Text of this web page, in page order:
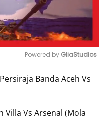
Mute
Powered by GliaStudios
Banda Aceh Vs
Villa Vs Arsenal (Mola